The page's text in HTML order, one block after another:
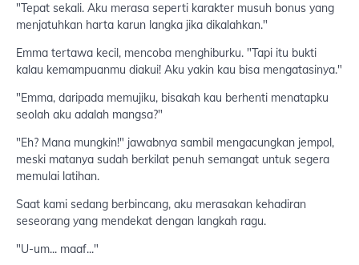
"Tepat sekali. Aku merasa seperti karakter musuh bonus yang
menjatuhkan harta karun langka jika dikalahkan."
Emma tertawa kecil, mencoba menghiburku. "Tapi itu bukti
kalau kemampuanmu diakui! Aku yakin kau bisa mengatasinya."
"Emma, daripada memujiku, bisakah kau berhenti menatapku
seolah aku adalah mangsa?"
"Eh? Mana mungkin!" jawabnya sambil mengacungkan jempol,
meski matanya sudah berkilat penuh semangat untuk segera
memulai latihan.
Saat kami sedang berbincang, aku merasakan kehadiran
seseorang yang mendekat dengan langkah ragu.
"U-um... maaf..."